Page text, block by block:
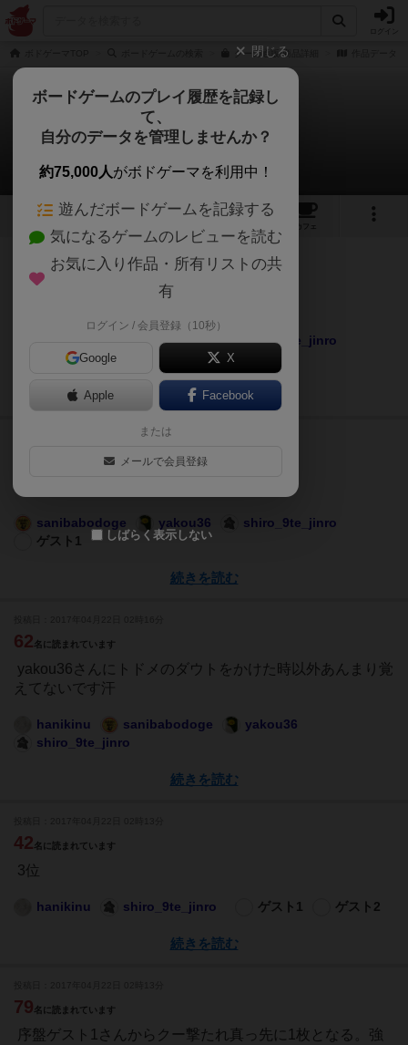
クーの通販/商品詳細
クー
6件のリプレイ日記
3 1 20
カフェ
111名に読まれています
投稿日：2017年04月22日 02時18分
yakou36
shiro_9te_jinro
ゲスト1
続きを読む
名に読まれています
投稿日：2017年04月22日 02時17分
不在でしたが
sanibabodoge yakou36
shiro_9te_jinro
ゲスト1
続きを読む
62名に読まれています
yakou36さんにトドメのダウトをかけた時以外あんまり覚
えてないです汗
hanikinu sanibabodoge
yakou36
shiro_9te_jinro
続きを読む
42名に読まれています
3位
hanikinu shiro_9te_jinro ゲスト1 ゲスト2
続きを読む
79名に読まれています
序盤ゲスト1さんからクー撃たれ真っ先に1枚となる。強
閉じる
ボードゲームのプレイ履歴を記録し
て、
自分のデータを管理しませんか？
約75,000人がボドゲーマを利用中！
遊んだボードゲームを記録する
気になるゲームのレビューを読む
お気に入り作品・所有リストの共
有
ログイン / 会員登録（10秒）
Google X
Apple Facebook
または
メールで会員登録
しばらく表示しない